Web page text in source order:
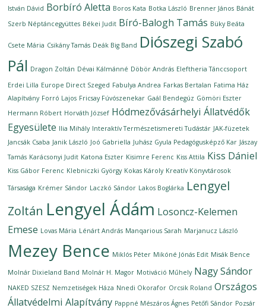
István Dávid Borbíró Aletta Boros Kata Botka László Brenner János Bánát
Szerb Néptáncegyüttes Békei Judit Bíró-Balogh Tamás Büky Beáta
Csete Mária Csikány Tamás Deák Big Band Diószegi Szabó
Pál Dragon Zoltán Dévai Kálmánné Döbör András Eleftheria Tánccsoport
Erdei Lilla Europe Direct Szeged Fabulya Andrea Farkas Bertalan Fatima Ház
Alapítvány Forró Lajos Fricsay Fúvószenekar Gaál Bendegúz Gömöri Eszter
Hermann Róbert Horváth József Hódmezővásárhelyi Állatvédők
Egyesülete Ilia Mihály Interaktív Természetismereti Tudástár JAK-füzetek
Jancsák Csaba Janik László Joó Gabriella Juhász Gyula Pedagógusképző Kar Jászay
Tamás Karácsonyi Judit Katona Eszter Kisimre Ferenc Kiss Attila Kiss Dániel
Kiss Gábor Ferenc Klebniczki György Kokas Károly Kreatív Könyvtárosok
Társasága Krémer Sándor Laczkó Sándor Lakos Boglárka Lengyel
Zoltán Lengyel Ádám Losoncz-Kelemen
Emese Lovas Mária Lénárt András Manqarious Sarah Marjanucz László
Mezey Bence Miklós Péter Mikóné Jónás Edit Misák Bence
Molnár Dixieland Band Molnár H. Magor Motiváció Műhely Nagy Sándor
NAKED SZESZ Nemzetiségek Háza Nnedi Okorafor Orcsik Roland Országos
Állatvédelmi Alapítvány Pappné Mészáros Ágnes Petőfi Sándor Pozsár